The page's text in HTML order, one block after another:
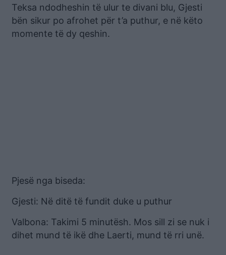
Teksa ndodheshin të ulur te divani blu, Gjesti
bën sikur po afrohet për t’a puthur, e në këto
momente të dy qeshin.
Pjesë nga biseda:
Gjesti: Në ditë të fundit duke u puthur
Valbona: Takimi 5 minutësh. Mos sill zi se nuk i
dihet mund të ikë dhe Laerti, mund të rri unë.